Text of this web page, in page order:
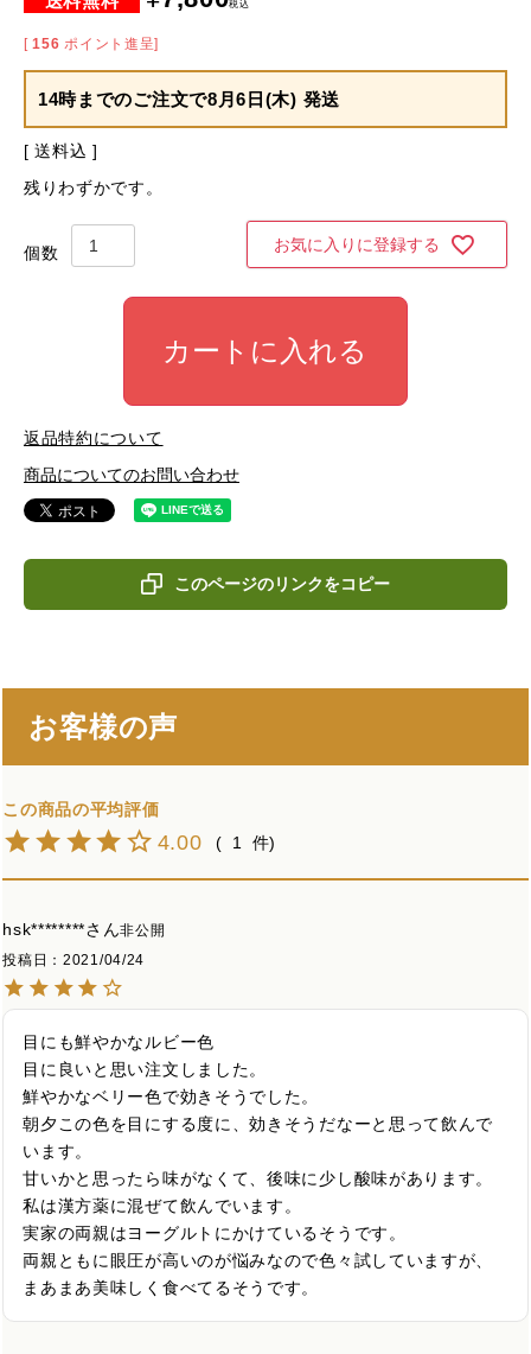
税込
[ 156 ポイント進呈]
14時までのご注文で8月6日(木) 発送
送料込
残りわずかです。
お気に入りに登録する
カートに入れる
返品特約について
商品についてのお問い合わせ
このページのリンクをコピー
お客様の声
4.00 1
hsk********
非公開
投稿日
2021/04/24
目にも鮮やかなルビー色
目に良いと思い注文しました。
鮮やかなベリー色で効きそうでした。
朝夕この色を目にする度に、効きそうだなーと思って飲んで
います。
甘いかと思ったら味がなくて、後味に少し酸味があります。
私は漢方薬に混ぜて飲んでいます。
実家の両親はヨーグルトにかけているそうです。
両親ともに眼圧が高いのが悩みなので色々試していますが、
まあまあ美味しく食べてるそうです。